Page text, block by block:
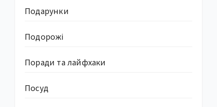
Подарунки
Подорожі
Поради та лайфхаки
Посуд